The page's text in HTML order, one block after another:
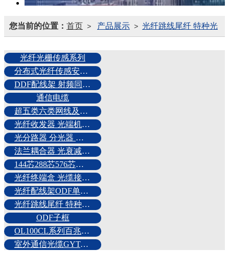
您当前的位置： 首页 > 产品展示 > 光纤跳线尾纤 特种光
光纤光栅传感系列
分布式光纤传感安防报警系统
DDF配线架 射频同轴电缆 2M头
通信电缆
超五类六类网线及网络配件
光纤收发器 光端机 交换机 网络机柜
光分路器 分光器 分纤箱
法兰耦合器 光衰减器FCSCSTLC
144芯288芯576芯光交箱 光配柜
光纤终端盒 光缆接续盒 FCSC熔纤盘
光纤配线架ODF单元24芯48芯72芯
光纤跳线尾纤 特种光纤定制
ODF子框
OL100CL系列百兆光纤收发器
室外通信光缆GYTA GYTS53